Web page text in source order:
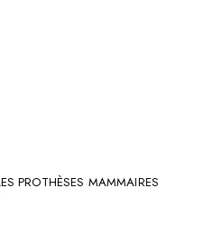
PROTHÈSES MAMMAIRES